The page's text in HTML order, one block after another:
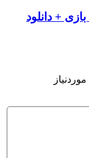
دانلود